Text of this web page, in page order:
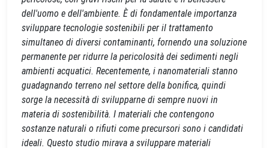
dell'uomo e dell'ambiente. È di fondamentale importanza
sviluppare tecnologie sostenibili per il trattamento
simultaneo di diversi contaminanti, fornendo una soluzione
permanente per ridurre la pericolosità dei sedimenti negli
ambienti acquatici. Recentemente, i nanomateriali stanno
guadagnando terreno nel settore della bonifica, quindi
sorge la necessità di svilupparne di sempre nuovi in
materia di sostenibilità. I materiali che contengono
sostanze naturali o rifiuti come precursori sono i candidati
ideali. Questo studio mirava a sviluppare materiali